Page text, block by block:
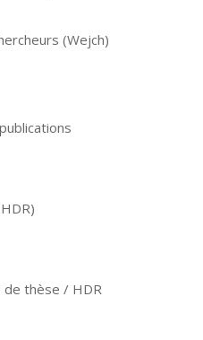
(Wejch)
thèse / HDR